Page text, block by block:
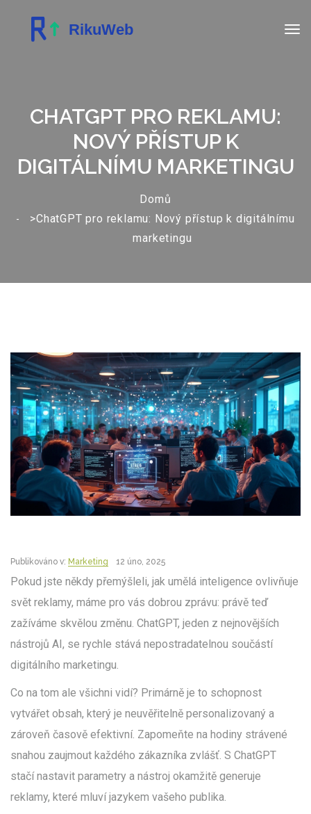
CHATGPT PRO REKLAMU:
NOVÝ PŘÍSTUP K
DIGITÁLNÍMU MARKETINGU
Domů
>ChatGPT pro reklamu: Nový přístup k digitálnímu
marketingu
Publikováno v: Marketing 12 úno, 2025
Pokud jste někdy přemýšleli, jak umělá inteligence ovlivňuje
svět reklamy, máme pro vás dobrou zprávu: právě teď
zažíváme skvělou změnu. ChatGPT, jeden z nejnovějších
nástrojů AI, se rychle stává nepostradatelnou součástí
digitálního marketingu.
Co na tom ale všichni vidí? Primárně je to schopnost
vytvářet obsah, který je neuvěřitelně personalizovaný a
zároveň časově efektivní. Zapomeňte na hodiny strávené
snahou zaujmout každého zákazníka zvlášť. S ChatGPT
stačí nastavit parametry a nástroj okamžitě generuje
reklamy, které mluví jazykem vašeho publika.